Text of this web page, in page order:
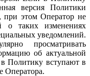
версия Политики
при этом Оператор не
о таких изменениях
уведомлений.
просматривать
об актуальной
Политику вступают в
Оператора.